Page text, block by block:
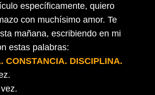
específicamente, quiero
con muchísimo amor. Te
mañana, escribiendo en mi
estas palabras:
CONSTANCIA. DISCIPLINA.